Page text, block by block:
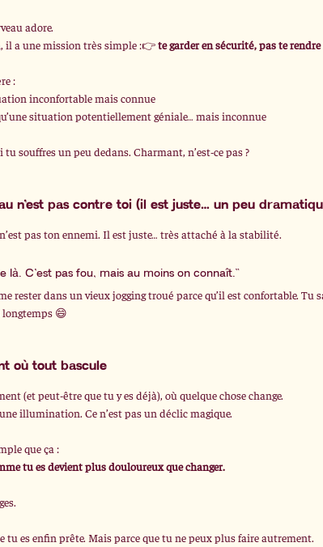
adore.
il a une mission très simple :👉 te garder en sécurité, pas te rendre
:
inconfortable mais connue
situation potentiellement géniale… mais inconnue
tu souffres un peu dedans. Charmant, n’est-ce pas ?
n’est pas contre toi (il est juste… un peu
pas ton ennemi. Il est juste… très attaché à la stabilité.
là. C’est pas fou, mais au moins on connaît.”
rester dans un vieux jogging troué parce qu’il est confortable.
😄
où tout bascule
(et peut-être que tu y es déjà), où quelque chose change.
une illumination. Ce n’est pas un déclic magique.
que ça :
tu es devient plus douloureux que changer.
tu es enfin prête. Mais parce que tu ne peux plus faire autrement.